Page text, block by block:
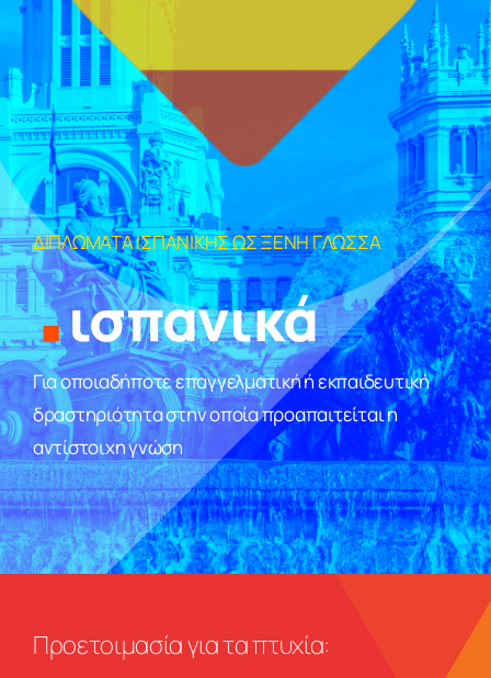
ΔΙΠΛΩΜΑΤΑ ΙΣΠΑΝΙΚΗΣ ΩΣ ΞΕΝΗ ΓΛΩΣΣΑ
.ισπανικά
Για οποιαδήποτε επαγγελματική ή εκπαιδευτική
δραστηριότητα στην οποία προαπαιτείται η
αντίστοιχη γνώση
Προετοιμασία για τα πτυχία: